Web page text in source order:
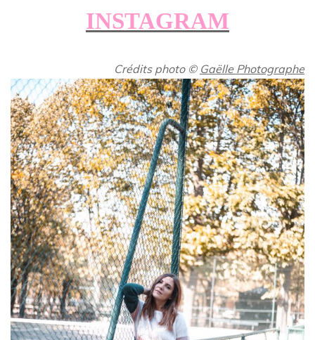
INSTAGRAM
Crédits photo © Gaëlle Photographe